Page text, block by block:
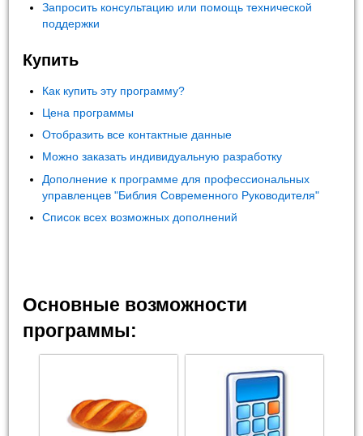
Запросить консультацию или помощь технической
поддержки
Купить
Как купить эту программу?
Цена программы
Отобразить все контактные данные
Можно заказать индивидуальную разработку
Дополнение к программе для профессиональных
управленцев "Библия Современного Руководителя"
Список всех возможных дополнений
Основные возможности
программы: